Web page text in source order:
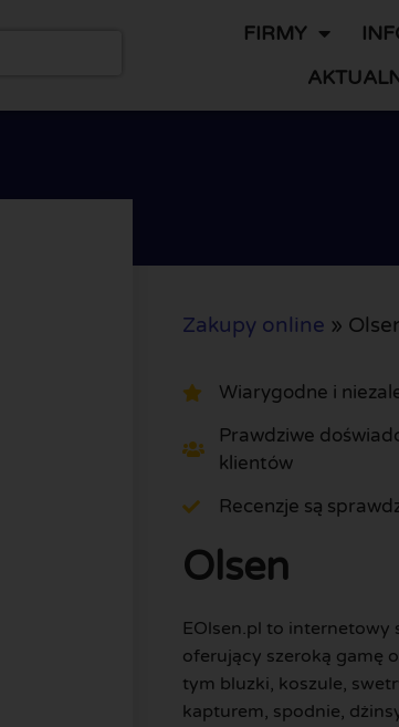
FIRMY
Zakupy online »
Wiarygodne i
Prawdziwe
klientów
Recenzje są
Olsen
EOlsen.pl to internetowy
oferujący szeroką gamę
tym bluzki, koszule,
kapturem, spodnie,